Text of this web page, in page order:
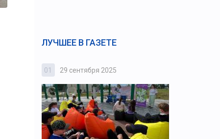
ЛУЧШЕЕ В ГАЗЕТЕ
01 29 сентября 2025